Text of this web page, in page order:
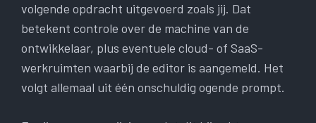
volgende opdracht uitgevoerd zoals jij. Dat
betekent controle over de machine van de
ontwikkelaar, plus eventuele cloud- of SaaS-
werkruimten waarbij de editor is aangemeld. Het
volgt allemaal uit één onschuldig ogende prompt.